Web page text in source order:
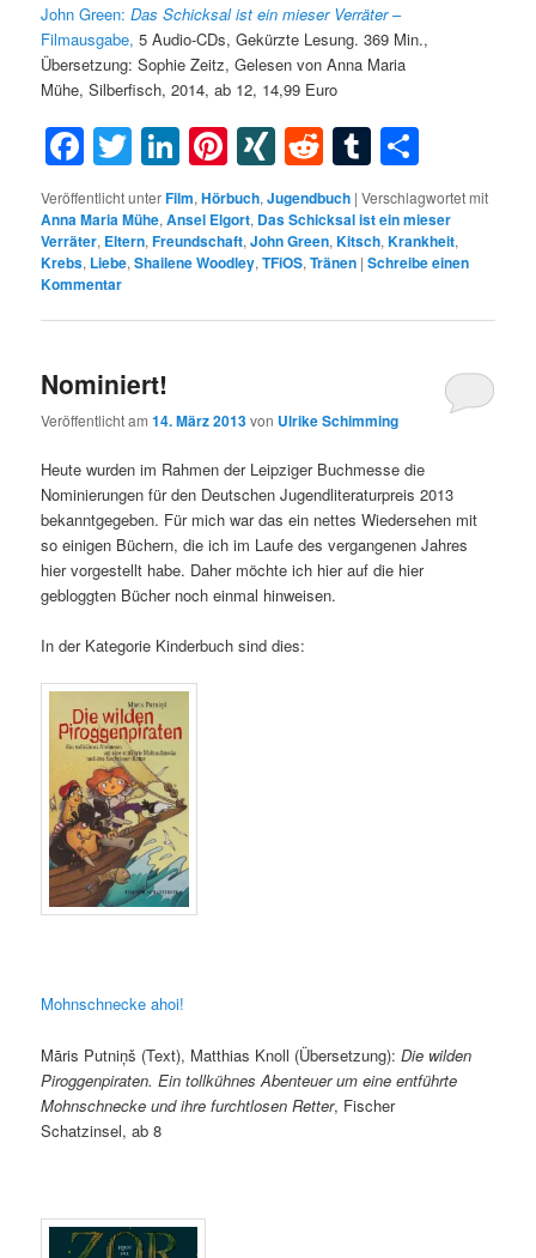
John Green:Das Schicksal ist ein mieser Verräter–
Filmausgabe, 5 Audio-CDs, Gekürzte Lesung. 369 Min.,
Übersetzung: Sophie Zeitz, Gelesen von Anna Maria
Mühe, Silberfisch, 2014, ab 12, 14,99 Euro
Facebook
Twitter
LinkedIn
Pinterest
XINGRedditTumblr
Veröffentlicht unterFilm,Hörbuch,Jugendbuch |Verschlagwortet mit
Anna Maria Mühe,Ansel Elgort, Das Schicksal ist ein mieser
Verräter, Eltern,Freundschaft,John Green,Kitsch,Krankheit,
Krebs, Liebe,Shailene Woodley,TFiOS,Tränen |Schreibe einen
Kommentar
Nominiert!
Veröffentlicht am14. März 2013von Ulrike Schimming
Heute wurden im Rahmen der Leipziger Buchmesse die
Nominierungen für den Deutschen Jugendliteraturpreis 2013
bekanntgegeben. Für mich war das ein nettes Wiedersehen mit
so einigen Büchern, die ich im Laufe des vergangenen Jahres
hier vorgestellt habe. Daher möchte ich hier auf die hier
gebloggten Bücher noch einmal hinweisen.
In der Kategorie Kinderbuch sind dies:
Mohnschnecke ahoi!
Māris Putniņš (Text), Matthias Knoll (Übersetzung):Die wilden
Piroggenpiraten. Ein tollkühnes Abenteuer um eine entführte
Mohnschnecke und ihre furchtlosen Retter, Fischer
Schatzinsel, ab 8